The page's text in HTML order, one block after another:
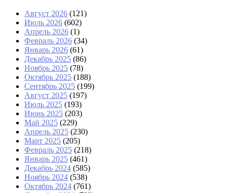
Август 2026 (121)
Июль 2026 (602)
Апрель 2026 (1)
Февраль 2026 (34)
Январь 2026 (61)
Декабрь 2025 (86)
Ноябрь 2025 (78)
Октябрь 2025 (188)
Сентябрь 2025 (199)
Август 2025 (197)
Июль 2025 (193)
Июнь 2025 (203)
Май 2025 (229)
Апрель 2025 (230)
Март 2025 (205)
Февраль 2025 (218)
Январь 2025 (461)
Декабрь 2024 (585)
Ноябрь 2024 (538)
Октябрь 2024 (761)